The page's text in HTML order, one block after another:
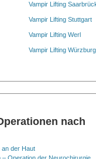
Vampir Lifting
Vampir Lifting Stuttgart
Vampir Lifting Werl
Vampir Lifting Würzburg
nach
an der Haut